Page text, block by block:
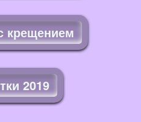
крещением
2019